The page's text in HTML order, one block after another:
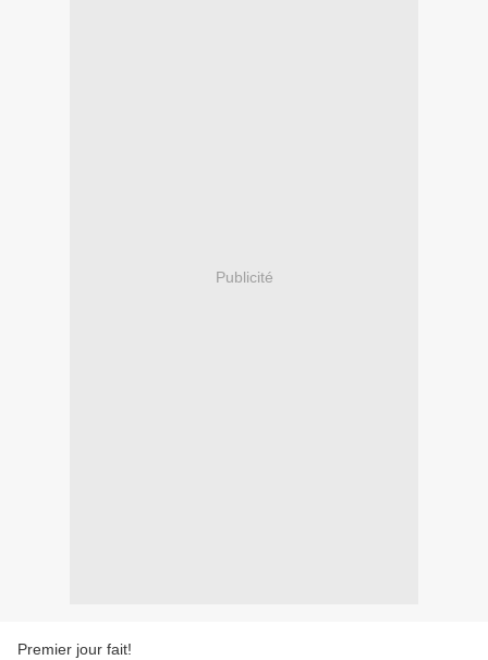
Publicité
Premier jour fait!